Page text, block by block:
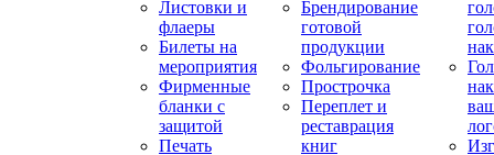
Листовки и
флаеры
Билеты на
мероприятия
Фирменные
бланки с
защитой
Печать
Брендирование
готовой
продукции
Фольгирование
Прострочка
Переплет и
реставрация
книг